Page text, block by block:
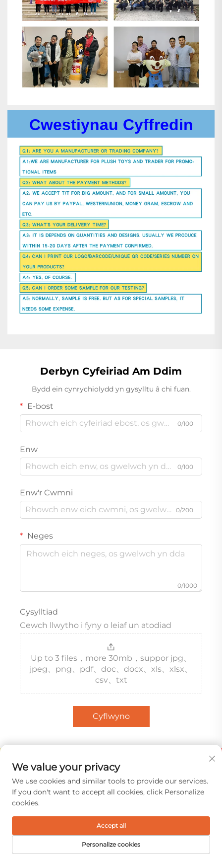
Cwestiynau Cyffredin
Derbyn Cyfeiriad Am Ddim
Bydd ein cynrychiolydd yn gysylltu â chi fuan.
E-bost
0/100
Enw
0/100
Enw'r Cwmni
0/200
Neges
0/1000
Cysylltiad
Cewch llwytho i fyny o leiaf un atodiad
Up to 3 files，more 30mb，suppor jpg、
jpeg、png、pdf、doc、docx、xls、xlsx、
csv、txt
Cyflwyno
Einstein Gwasanaeth
We value your privacy
We use cookies and similar tools to provide our services.
If you don't want to accept all cookies, click Personalize
cookies.
Personalize cookies
Accept all